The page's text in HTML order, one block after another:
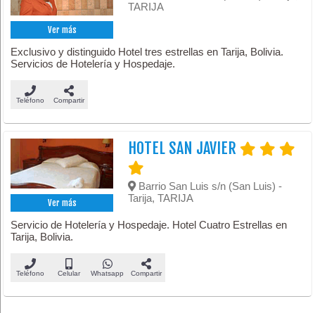
Ver más
TARIJA
Exclusivo y distinguido Hotel tres estrellas en Tarija, Bolivia.
Servicios de Hotelería y Hospedaje.
Teléfono Compartir
Ver más
HOTEL SAN JAVIER
Barrio San Luis s/n (San Luis) -
Tarija, TARIJA
Servicio de Hotelería y Hospedaje. Hotel Cuatro Estrellas en
Tarija, Bolivia.
Teléfono Celular Whatsapp Compartir